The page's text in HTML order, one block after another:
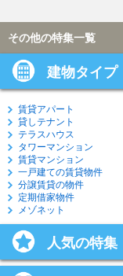
その他の特集一覧
建物タイプ
賃貸アパート
貸しテナント
テラスハウス
タワーマンション
賃貸マンション
一戸建ての賃貸物件
分譲賃貸の物件
定期借家物件
メゾネット
人気の特集